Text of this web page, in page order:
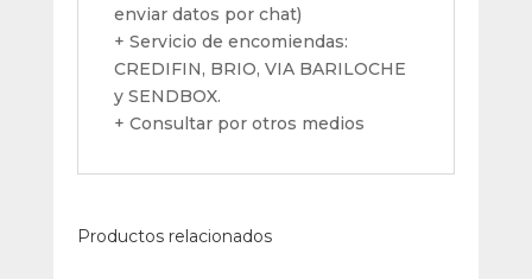
enviar datos por chat)
+ Servicio de encomiendas:
CREDIFIN, BRIO, VIA BARILOCHE
y SENDBOX.
+ Consultar por otros medios
Productos relacionados